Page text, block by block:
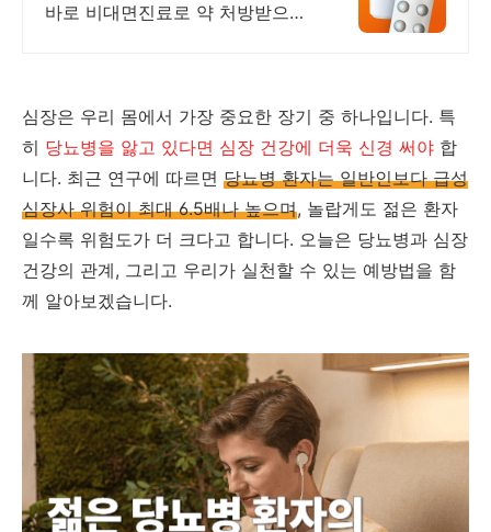
바로 비대면진료로 약 처방받으세
심장은 우리 몸에서 가장 중요한 장기 중 하나입니다. 특
히 당뇨병을 앓고 있다면 심장 건강에 더욱 신경 써야 합
니다. 최근 연구에 따르면 당뇨병 환자는 일반인보다 급성
심장사 위험이 최대 6.5배나 높으며, 놀랍게도 젊은 환자
일수록 위험도가 더 크다고 합니다. 오늘은 당뇨병과 심장
건강의 관계, 그리고 우리가 실천할 수 있는 예방법을 함
께 알아보겠습니다.